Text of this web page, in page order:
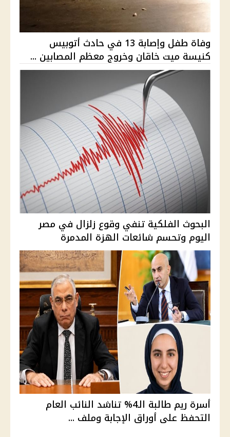
وفاة طفل وإصابة 13 في حادث أتوبيس
كنيسة ميت خاقان وخروج معظم المصابين ...
البحوث الفلكية تنفي وقوع زلزال في مصر
اليوم وتحسم شائعات الهزة المدمرة
أسرة ريم طالبة الـ4% تناشد النائب العام
التحفظ على أوراق الإجابة وملف ...